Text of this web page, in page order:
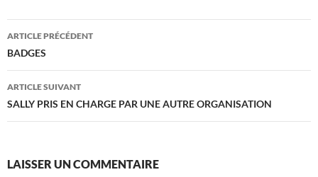
Navigation
des
articles
ARTICLE PRÉCÉDENT
BADGES
ARTICLE SUIVANT
SALLY PRIS EN CHARGE PAR UNE AUTRE ORGANISATION
LAISSER UN COMMENTAIRE